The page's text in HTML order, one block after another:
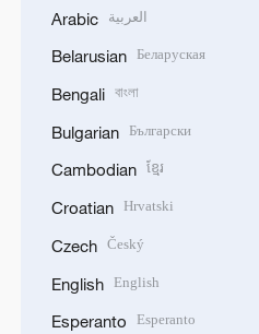
Arabic العربية
Belarusian Беларуская
Bengali বাংলা
Bulgarian Български
Cambodian ខ្មែរ
Croatian Hrvatski
Czech Český
English English
Esperanto Esperanto